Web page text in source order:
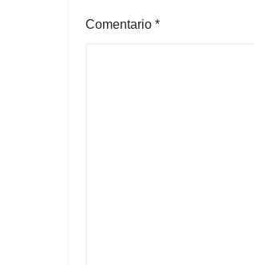
Comentario *